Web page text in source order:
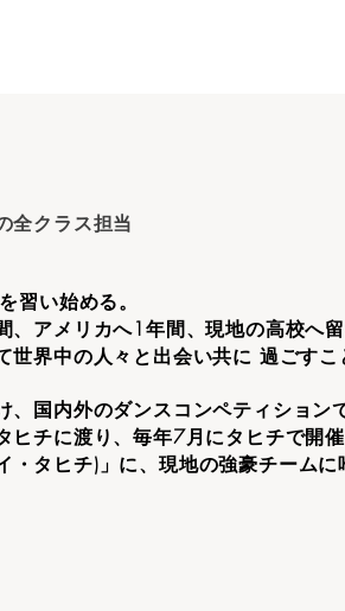
全クラス担当
習い始める。
、アメリカへ1年間、現地の高校へ
世界中の人々と出会い共に 過ごす
、国内外のダンスコンペティション
ヒチに渡り、毎年7月にタヒチで開
・タヒチ)」に、現地の強豪チーム